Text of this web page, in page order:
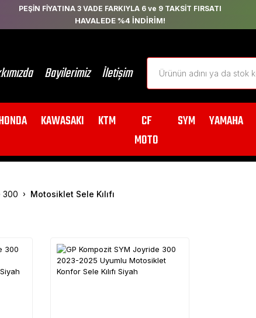
PEŞİN FİYATINA 3 VADE FARKIYLA 6 ve 9 TAKSİT FIRSATI
HAVALEDE %4 İNDİRİM!
Bayilerimiz İletişim
KAWASAKI KTM
CF
MOTO
SYM YAMAHA
300 Motosiklet Sele Kılıfı